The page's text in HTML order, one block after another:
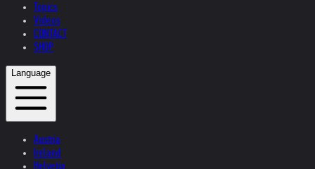
Topics
Videos
CONTACT
SHOP
Language
Austria
Ireland
Helvetia